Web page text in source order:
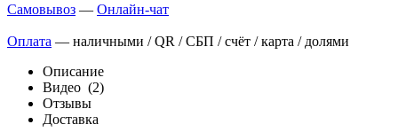
Самовывоз — Онлайн-чат
Оплата — наличными / QR / СБП / счёт / карта / долями
Описание
Видео (2)
Отзывы
Доставка